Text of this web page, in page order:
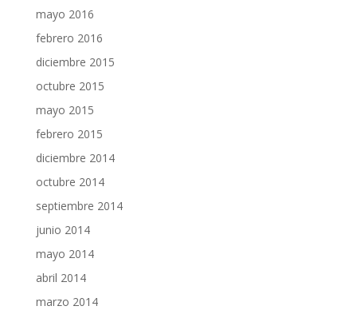
mayo 2016
febrero 2016
diciembre 2015
octubre 2015
mayo 2015
febrero 2015
diciembre 2014
octubre 2014
septiembre 2014
junio 2014
mayo 2014
abril 2014
marzo 2014